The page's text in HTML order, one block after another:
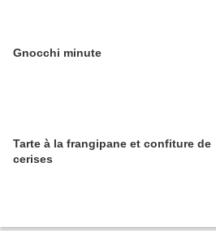
Gnocchi minute
Tarte à la frangipane et confiture de
cerises